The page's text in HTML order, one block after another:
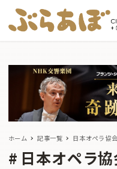
ホーム 記事一覧 日本オペラ協
日本オペラ